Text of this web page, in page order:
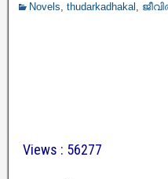
Novels, thudarkadhakal ,
Views : 56277